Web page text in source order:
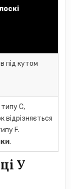
під кутом
C,
F.
.
У